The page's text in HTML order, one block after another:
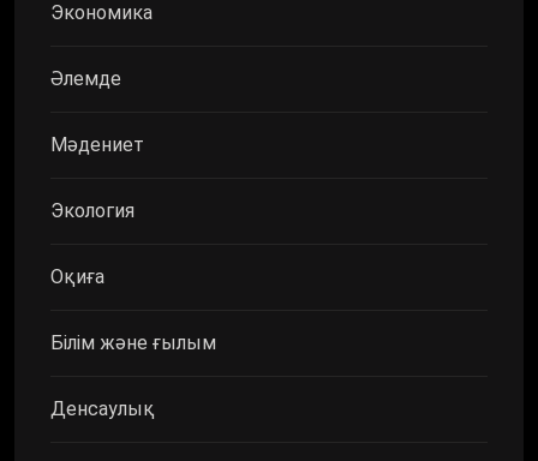
Экономика
Әлемде
Мәдениет
Экология
Оқиға
Білім және ғылым
Денсаулық